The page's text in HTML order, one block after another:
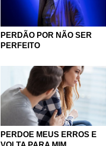
PERDÃO POR NÃO SER
PERFEITO
PERDOE MEUS ERROS E